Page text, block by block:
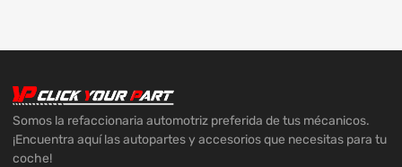
Somos la refaccionaria automotriz preferida de tus mécanicos.
¡Encuentra aquí las autopartes y accesorios que necesitas para tu
coche!